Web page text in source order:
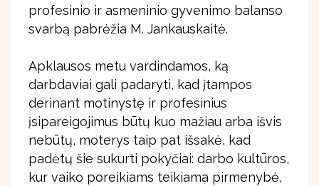
profesinio ir asmeninio gyvenimo balanso
svarbą pabrėžia M. Jankauskaitė.
Apklausos metu vardindamos, ką
darbdaviai gali padaryti, kad įtampos
derinant motinystę ir profesinius
įsipareigojimus būtų kuo mažiau arba išvis
nebūtų, moterys taip pat išsakė, kad
padėtų šie sukurti pokyčiai: darbo kultūros,
kur vaiko poreikiams teikiama pirmenybė,